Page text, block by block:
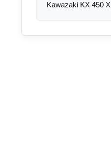
Kawazaki KX 450 X